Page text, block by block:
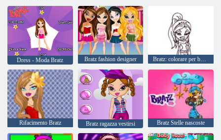
Dress - Moda Bratz Bratz fashion designer Bratz: colorare per bambini
Rifacimento Bratz Bratz ragazza vestirsi Bratz Stelle nascoste